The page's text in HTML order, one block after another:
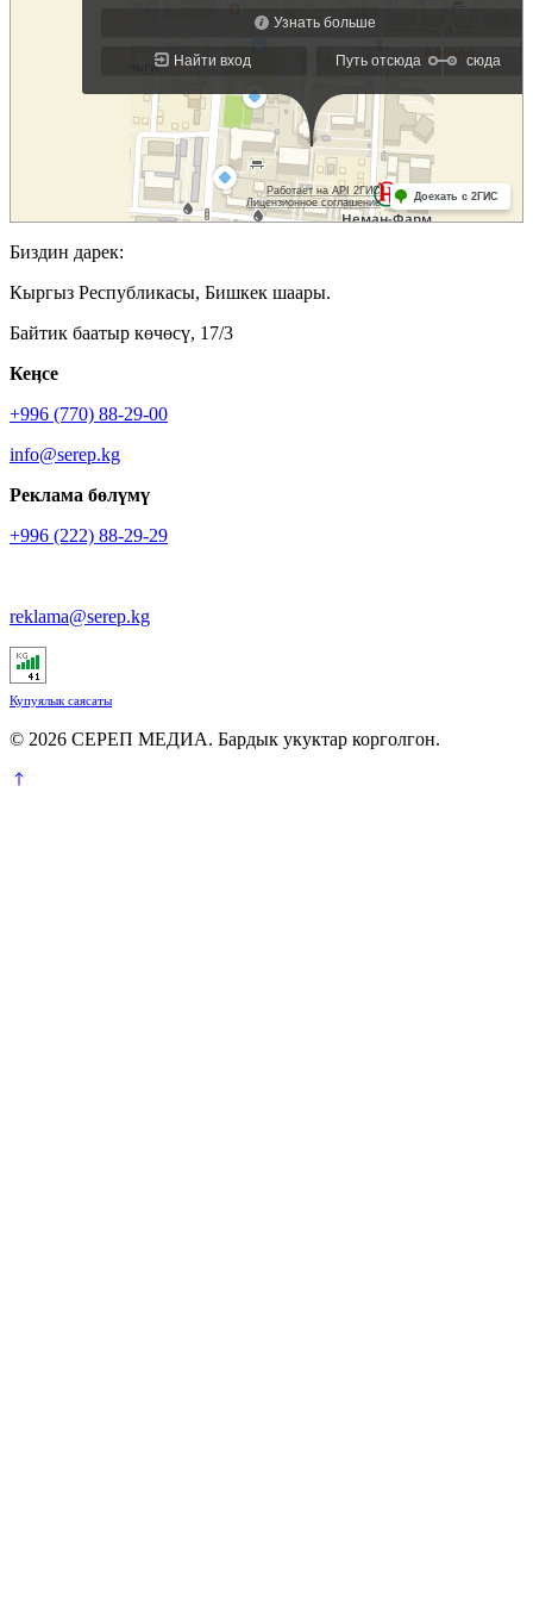
Биздин дарек:
Кыргыз Республикасы, Бишкек шаары.
Байтик баатыр көчөсү, 17/3
Кеӊсе
+996 (770) 88-29-00
info@serep.kg
Реклама бөлүмү
+996 (222) 88-29-29
reklama@serep.kg
Купуялык саясаты
© 2026 СЕРЕП МЕДИА. Бардык укуктар корголгон.